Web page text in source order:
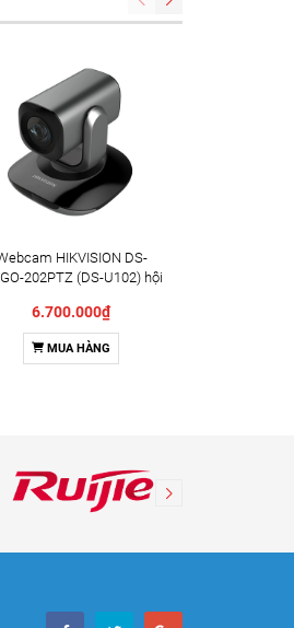
HIKVISION DS-
202PTZ (DS-U102) hội
6.700.000₫
MUA HÀNG